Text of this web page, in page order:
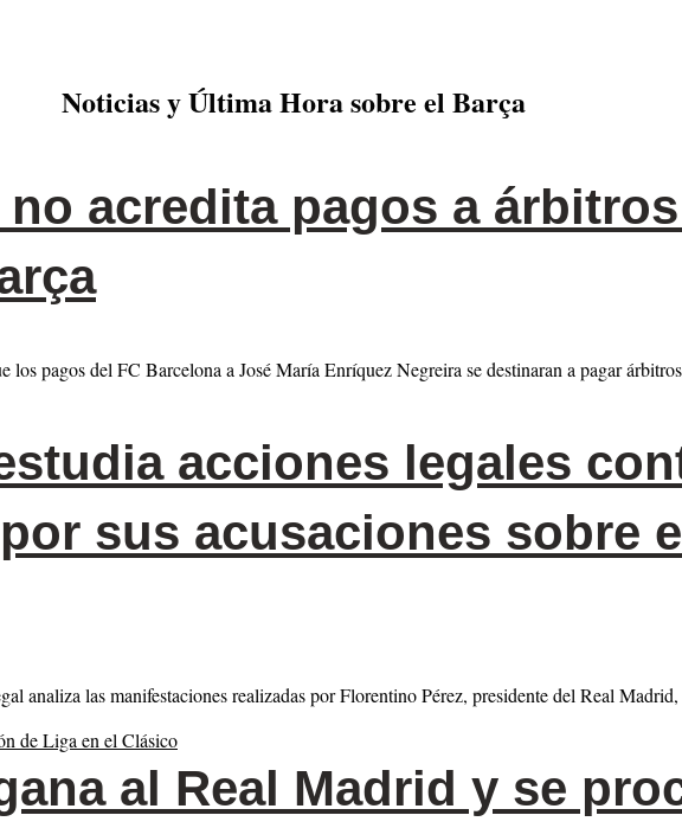
Noticias y Última Hora sobre el Barça
no acredita pagos a
los pagos del FC Barcelona a José María Enríquez Negreira se destinaran a pagar
acciones legales
sus acusaciones sobre
analiza las manifestaciones realizadas por Florentino Pérez, presidente del Real
al Real Madrid y se